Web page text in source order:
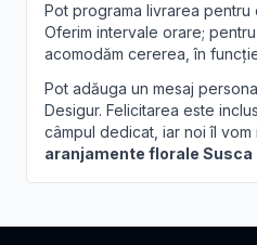
Pot programa livrarea pentru
Oferim intervale orare;
acomodăm cererea, în
Pot adăuga un mesaj
Desigur. Felicitarea este
câmpul dedicat, iar noi îl vom
aranjamente florale Susca